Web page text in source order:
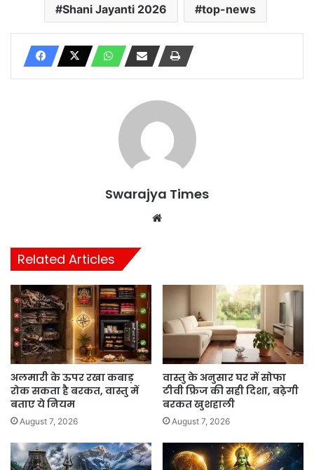
Shani Jayanti 2026 top-news
Swarajya Times
Related Articles
अलमारी के ऊपर रखा कबाड़
रोक सकता है बरकत, वास्तु में
बताए ये नियम
August 7, 2026
वास्तु के अनुसार घर में सोफा
टीवी फ्रिज की सही दिशा, बढ़ेगी
बरकत खुशहाली
August 7, 2026